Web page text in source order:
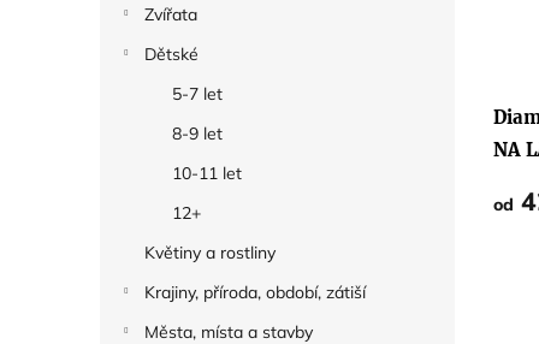
Zvířata
Dětské
5-7 let
8-9 let
10-11 let
12+
Květiny a rostliny
Krajiny, příroda, období, zátiší
Města, místa a stavby
NA
od